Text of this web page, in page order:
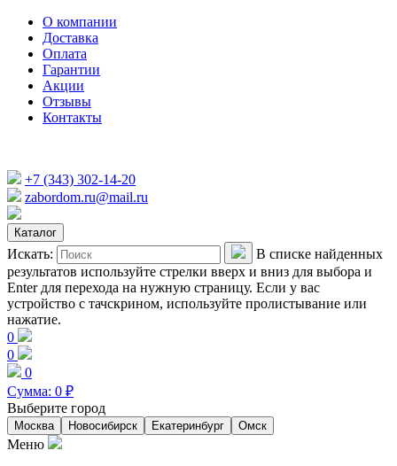
О компании
Доставка
Оплата
Гарантии
Акции
Отзывы
Контакты
+7 (343) 302-14-20
zabordom.ru@mail.ru
Каталог
Искать:
В списке найденных
результатов используйте стрелки вверх и вниз для выбора и
Enter для перехода на нужную страницу. Если у вас
устройство с тачскрином, используйте пролистывание или
нажатие.
0
0
0
Сумма: 0 ₽
Выберите город
Москва Новосибирск Екатеринбург Омск
Меню